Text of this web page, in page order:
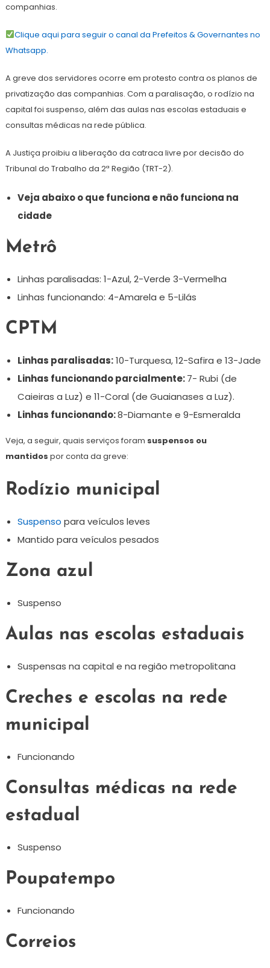
companhias.
Clique aqui para seguir o canal da Prefeitos & Governantes no
Whatsapp.
A greve dos servidores ocorre em protesto contra os planos de
privatização das companhias. Com a paralisação, o rodízio na
capital foi suspenso, além das aulas nas escolas estaduais e
consultas médicas na rede pública.
A Justiça proibiu a liberação da catraca livre por decisão do
Tribunal do Trabalho da 2ª Região (TRT-2).
Veja abaixo o que funciona e não funciona na
cidade
Metrô
Linhas paralisadas: 1-Azul, 2-Verde 3-Vermelha
Linhas funcionando: 4-Amarela e 5-Lilás
CPTM
Linhas paralisadas:10-Turquesa, 12-Safira e 13-Jade
Linhas funcionando parcialmente:7- Rubi (de
Caieiras a Luz) e 11-Coral (de Guaianases a Luz).
Linhas funcionando:8-Diamante e 9-Esmeralda
Veja, a seguir, quais serviços foram suspensos ou
mantidos por conta da greve:
Rodízio municipal
Suspenso para veículos leves
Mantido para veículos pesados
Zona azul
Suspenso
Aulas nas escolas estaduais
Suspensas na capital e na região metropolitana
Creches e escolas na rede
municipal
Funcionando
Consultas médicas na rede
estadual
Suspenso
Poupatempo
Funcionando
Correios